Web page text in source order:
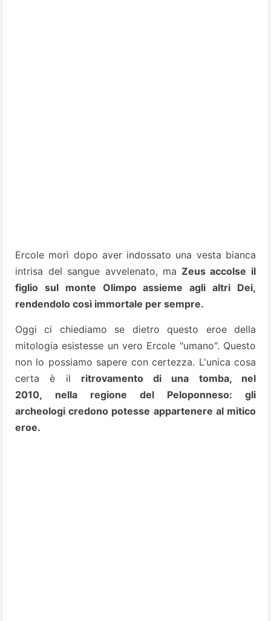
Ercole morì dopo aver indossato una vesta bianca
intrisa del sangue avvelenato, ma Zeus accolse il
figlio sul monte Olimpo assieme agli altri Dei,
rendendolo così immortale per sempre.
Oggi ci chiediamo se dietro questo eroe della
mitologia esistesse un vero Ercole "umano". Questo
non lo possiamo sapere con certezza. L'unica cosa
certa è il ritrovamento di una tomba, nel
2010, nella regione del Peloponneso: gli
archeologi credono potesse appartenere al mitico
eroe.